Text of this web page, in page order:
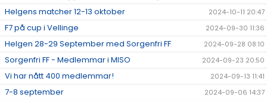
Helgens matcher 12-13 oktober 2024-10-11 20:47
F7 på cup i Vellinge 2024-09-30 11:36
Helgen 28-29 September med Sorgenfri FF 2024-09-28 08:10
Sorgenfri FF - Medlemmar i MISO 2024-09-23 20:50
Vi har nått 400 medlemmar! 2024-09-13 11:41
7-8 september 2024-09-06 14:37